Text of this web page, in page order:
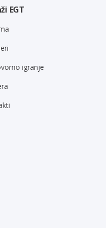
EGT
igranje